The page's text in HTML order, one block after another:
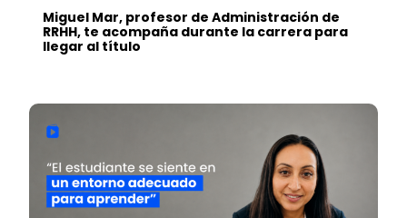
Miguel Mar, profesor de Administración de
RRHH, te acompaña durante la carrera para
llegar al título